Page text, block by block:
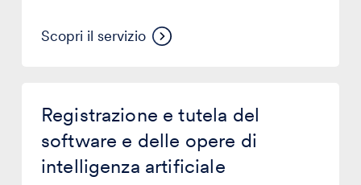
Scopri il servizio
piattaforme
Registrazione e tutela del
software e delle opere di
intelligenza artificiale
tutela
software